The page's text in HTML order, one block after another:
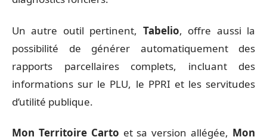
Un autre outil pertinent, Tabelio, offre aussi la
possibilité de générer automatiquement des
rapports parcellaires complets, incluant des
informations sur le PLU, le PPRI et les servitudes
d’utilité publique.
Mon Territoire Carto et sa version allégée, Mon